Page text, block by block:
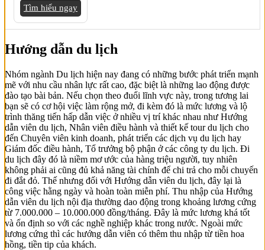
Tìm hiểu ngay
Hướng dẫn du lịch
Nhóm ngành Du lịch hiện nay đang có những bước phát triển mạnh
mẽ với nhu cầu nhân lực rất cao, đặc biệt là những lao động được
đào tạo bài bản. Nếu chọn theo đuổi lĩnh vực này, trong tương lai
bạn sẽ có cơ hội việc làm rộng mở, đi kèm đó là mức lương và lộ
trình thăng tiến hấp dẫn việc ở nhiều vị trí khác nhau như Hướng
dẫn viên du lịch, Nhân viên điều hành và thiết kế tour du lịch cho
đến Chuyên viên kinh doanh, phát triển các dịch vụ du lịch hay
Giám đốc điều hành, Tổ trưởng bộ phận ở các công ty du lịch. Đi
du lịch đây đó là niềm mơ ước của hàng triệu người, tuy nhiên
không phải ai cũng đủ khả năng tài chính để chi trả cho mỗi chuyến
đi đắt đỏ. Thế nhưng đối với Hướng dẫn viên du lịch, đây lại là
công việc hằng ngày và hoàn toàn miễn phí. Thu nhập của Hướng
dẫn viên du lịch nội địa thường dao động trong khoảng lương cứng
từ 7.000.000 – 10.000.000 đồng/tháng. Đây là mức lương khá tốt
và ổn định so với các nghề nghiệp khác trong nước. Ngoài mức
lương cứng thì các hướng dẫn viên có thêm thu nhập từ tiền hoa
hồng, tiền tip của khách.